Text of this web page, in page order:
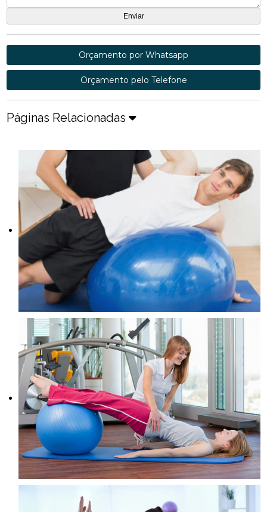
Orçamento por Whatsapp
Orçamento pelo Telefone
Páginas Relacionadas